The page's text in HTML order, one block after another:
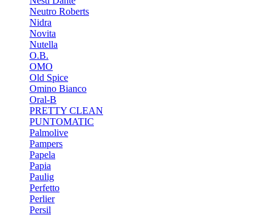
Neutro Roberts
Nidra
Novita
Nutella
O.B.
OMO
Old Spice
Omino Bianco
Oral-B
PRETTY CLEAN
PUNTOMATIC
Palmolive
Pampers
Papela
Papia
Paulig
Perfetto
Perlier
Persil